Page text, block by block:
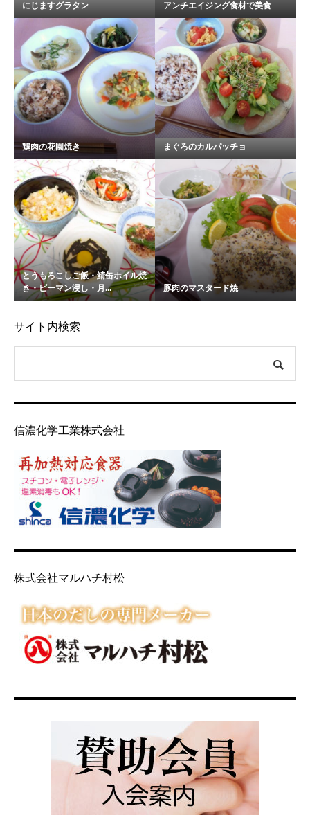
にじますグラタン アンチエイジング食材で美食
鶏肉の花園焼き まぐろのカルパッチョ
とうもろこしご飯・鯖缶ホイル焼
き・ピーマン浸し・月...
豚肉のマスタード焼
サイト内検索
信濃化学工業株式会社
株式会社マルハチ村松